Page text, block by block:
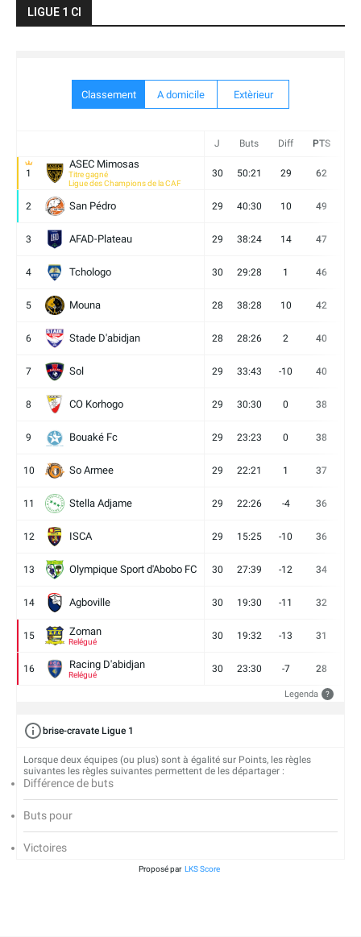
LIGUE 1 CI
Classement A domicile Extèrieur
J Buts Diff PTS
1
ASEC Mimosas
Titre gagné
Ligue des Champions de la CAF
30 50:21 29 62
2 San Pédro 29 40:30 10 49
3 AFAD-Plateau 29 38:24 14 47
4 Tchologo 30 29:28 1 46
5 Mouna 28 38:28 10 42
6 Stade D'abidjan 28 28:26 2 40
7 Sol 29 33:43 -10 40
8 CO Korhogo 29 30:30 0 38
9 Bouaké Fc 29 23:23 0 38
10 So Armee 29 22:21 1 37
11 Stella Adjame 29 22:26 -4 36
12 ISCA 29 15:25 -10 36
13 Olympique Sport d'Abobo FC 30 27:39 -12 34
14 Agboville 30 19:30 -11 32
15 Zoman
Relégué
30 19:32 -13 31
16 Racing D'abidjan
Relégué
30 23:30 -7 28
Legenda ?
brise-cravate Ligue 1
Lorsque deux équipes (ou plus) sont à égalité sur Points, les règles
suivantes les règles suivantes permettent de les départager :
Différence de buts
Buts pour
Victoires
Proposé par LKS Score